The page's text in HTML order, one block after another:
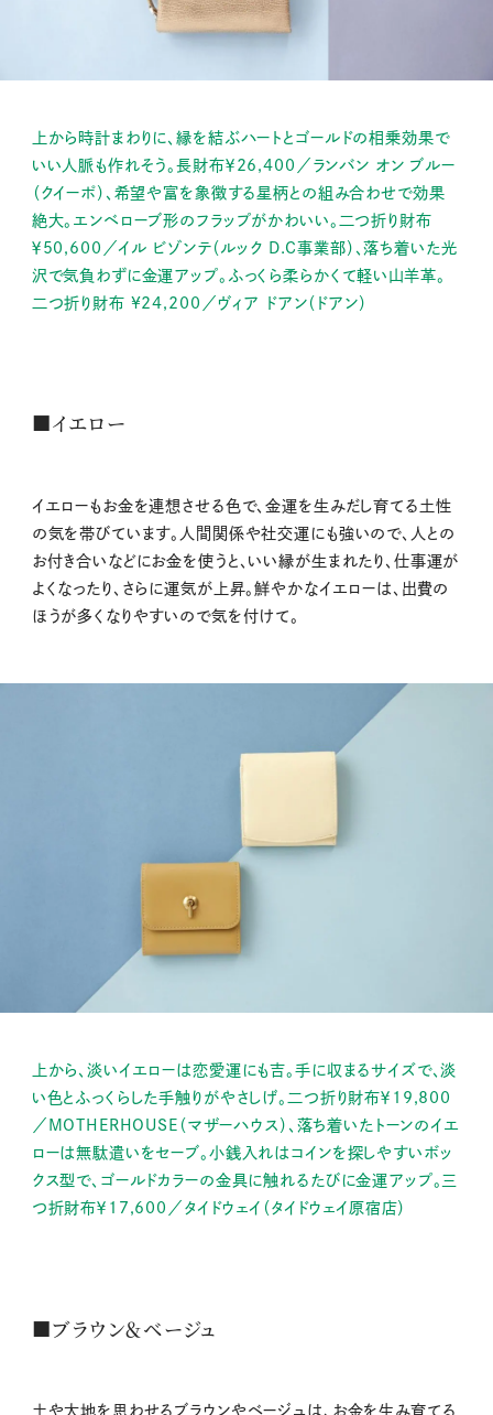
上から時計まわりに、縁を結ぶハートとゴールドの相乗効果で
いい人脈も作れそう。長財布￥26,400／ランバン オン ブルー
（クイーポ）、希望や富を象徴する星柄との組み合わせで効果
絶大。エンベローブ形のフラップがかわいい。二つ折り財布
￥50,600／イル ビゾンテ（ルック D.C事業部）、落ち着いた光
沢で気負わずに金運アップ。ふっくら柔らかくて軽い山羊革。
二つ折り財布 ¥24,200／ヴィア ドアン（ドアン）
■イエロー
イエローもお金を連想させる色で、金運を生みだし育てる土性
の気を帯びています。人間関係や社交運にも強いので、人との
お付き合いなどにお金を使うと、いい縁が生まれたり、仕事運が
よくなったり、さらに運気が上昇。鮮やかなイエローは、出費の
ほうが多くなりやすいので気を付けて。
上から、淡いイエローは恋愛運にも吉。手に収まるサイズで、淡
い色とふっくらした手触りがやさしげ。二つ折り財布￥19,800
／MOTHERHOUSE（マザーハウス）、落ち着いたトーンのイエ
ローは無駄遣いをセーブ。小銭入れはコインを探しやすいボッ
クス型で、ゴールドカラーの金具に触れるたびに金運アップ。三
つ折財布￥17,600／タイドウェイ（タイドウェイ原宿店）
■ブラウン＆ベージュ
土や大地を思わせるブラウンやベージュは、お金を生み育てる